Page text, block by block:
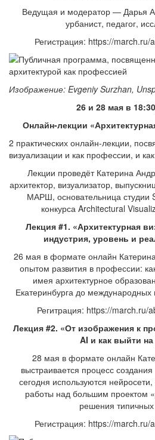
Ведущая и модератор — Дарья
урбанист, педагог,
Регистрация: https://
Изображение: Evgeniy Surzhan,
26 и 28 мая в
Онлайн-лекции
2 практических онлайн-лекции,
визуализации и как профессии, и
Лекции проведёт Катерина
архитектор, визуализатор,
МАРШ, основательница студии
конкурса Architectural
Лекция #1. «Архитектурная
индустрия, уровень и
26 мая в формате онлайн
опытом развития в профессии:
имея архитектурное
Екатеринбурга до международных
Регитрация: https://march.ru/
Лекция #2. «От изображения к
AI и как выйти
28 мая в формате онлайн
выстраивается процесс создания
сегодня используются
работы над большим проектом
решения
Регистрация: https://